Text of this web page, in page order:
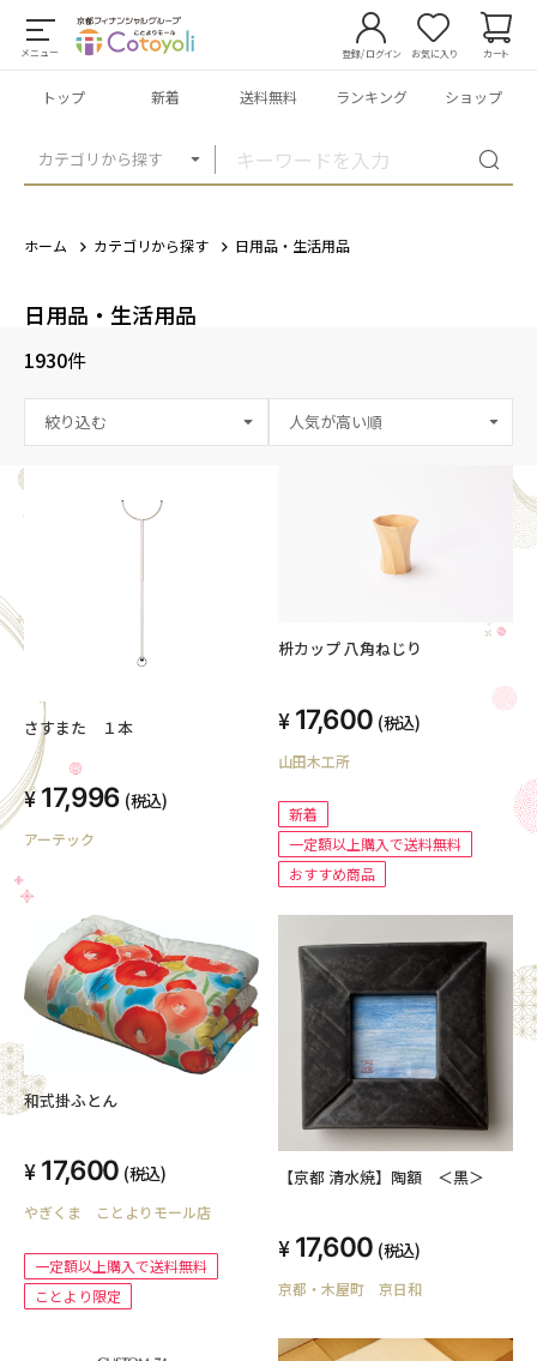
メニュー
カテゴリから探す
登録/ログイン お気に入り カート
トップ 新着 送料無料 ランキング ショップ
ホーム カテゴリから探す 日用品・生活用品
日用品・生活用品
1930件
絞り込む
さすまた １本
17,996 (税込)
アーテック
枡カップ 八角ねじり
17,600 (税込)
山田木工所
新着
一定額以上購入で送料無料
おすすめ商品
和式掛ふとん
17,600 (税込)
やぎくま ことよりモール店
一定額以上購入で送料無料
ことより限定
【京都 清水焼】陶額 ＜黒＞
17,600 (税込)
京都・木屋町 京日和